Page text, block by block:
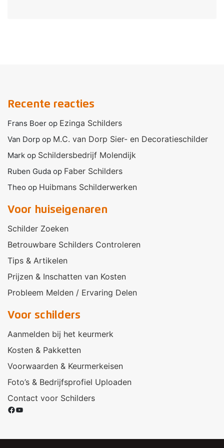
Recente reacties
Frans Boer op Ezinga Schilders
Van Dorp op M.C. van Dorp Sier- en Decoratieschilder
Mark op Schildersbedrijf Molendijk
Ruben Guda op Faber Schilders
Theo op Huibmans Schilderwerken
Voor huiseigenaren
Schilder Zoeken
Betrouwbare Schilders Controleren
Tips & Artikelen
Prijzen & Inschatten van Kosten
Probleem Melden / Ervaring Delen
Voor schilders
Aanmelden bij het keurmerk
Kosten & Pakketten
Voorwaarden & Keurmerkeisen
Foto’s & Bedrijfsprofiel Uploaden
Contact voor Schilders
Facebook
YouTube